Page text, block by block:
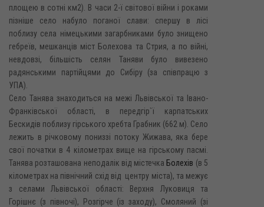
площею в сотні км2). В часи 2-ї світової війни і роками
пізніше село набуло поганої слави: спершу в лісі
поблизу села німецькими загарбниками було знищено
гебреїв, мешканців міст Болехова та Стрия, а по війні,
невдовзі, більшість селян Таняви було вивезено
радянськими партійцями до Сибіру (за співпрацю з
УПА).
Село Танява знаходиться на межі Львівської та Івано-
Франківської області, в передгір`ї карпатських
Бескидів поблизу гірського хребта Грабник (662 м). Село
лежить в річковому пониззі потоку Жижава, яка бере
свої початки в 4 кілометрах вище на гірському пасмі.
Танява розташована неподалік від містечка Болехів (в 5
кілометрах на північний схід від центру міста), та межує
з селами Львівської області: Верхня Луковиця та
Горішнє (з півночі), Розгірче (із заходу), Смоляний (зі